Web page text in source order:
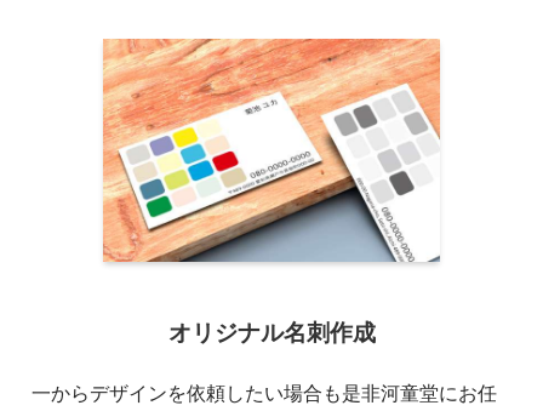
オリジナル名刺作成
一からデザインを依頼したい場合も是非河童堂にお任